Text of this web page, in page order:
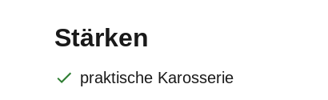
Stärken
praktische Karosserie